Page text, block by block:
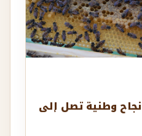
وطنية تصل إلى